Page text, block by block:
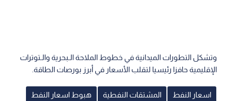
وتشكل التطورات الميدانية في خطوط الملاحة الـبحرية والـتوترات
الإقليمية حافزا رئيسيا لتقلب الأسعار في أبرز بورصات الطاقة.
اسعار النفط المشتقات النفطية هبوط اسعار النفط